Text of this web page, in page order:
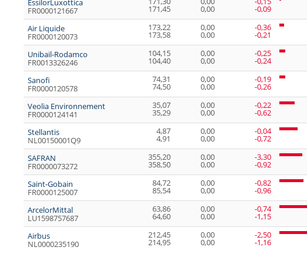
EssilorLuxottica
FR0000121667 171,45 0,00 -0,09
Air Liquide
FR0000120073
173,22
173,58
0,00
0,00
-0,36
-0,21
Unibail-Rodamco
FR0013326246
104,15
104,40
0,00
0,00
-0,25
-0,24
Sanofi
FR0000120578
74,31
74,50
0,00
0,00
-0,19
-0,26
Veolia Environnement
FR0000124141
35,07
35,29
0,00
0,00
-0,22
-0,62
Stellantis
NL00150001Q9
4,87
4,91
0,00
0,00
-0,04
-0,72
SAFRAN
FR0000073272
355,20
358,50
0,00
0,00
-3,30
-0,92
Saint-Gobain
FR0000125007
84,72
85,54
0,00
0,00
-0,82
-0,96
ArcelorMittal
LU1598757687
63,86
64,60
0,00
0,00
-0,74
-1,15
Airbus
NL0000235190
212,45
214,95
0,00
0,00
-2,50
-1,16